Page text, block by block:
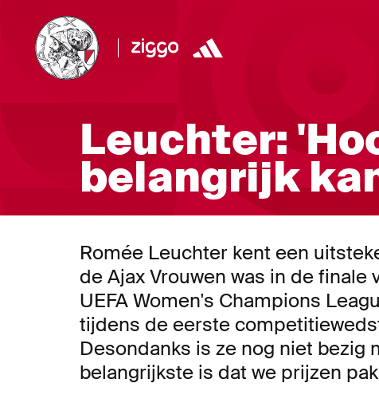
Leuchter:
belangrijk
Romée Leuchter kent een
de Ajax Vrouwen was in de
UEFA Women's Champions
tijdens de eerste
Desondanks is ze nog niet
belangrijkste is dat we prijzen